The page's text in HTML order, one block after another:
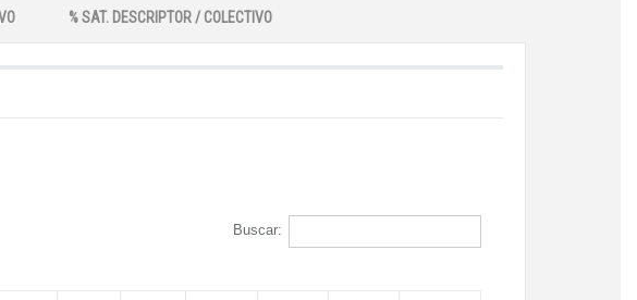
% SAT. DESCRIPTOR / COLECTIVO
Buscar: